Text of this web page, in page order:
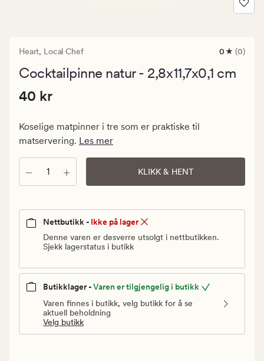
Heart, Local Chef
0
med
0 (0)
Cocktailpinne natur - 2,8x11,7x0,1 cm
Pris
40
kr
Pris 40 kr
40 kr
Koselige matpinner i tre som er praktiske til
matservering. Les mer
Antall KLIKK & HENT
Nettbutikk - Ikke på lager
Denne varen er desverre utsolgt i nettbutikken.
Sjekk lagerstatus i butikk
Butikklager -Varen er tilgjengelig i butikk
Varen finnes i butikk, velg butikk for å se
aktuell beholdning
Velg butikk